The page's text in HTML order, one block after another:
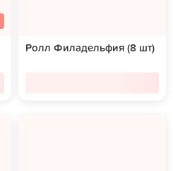
Ролл Филадельфия (8 шт)